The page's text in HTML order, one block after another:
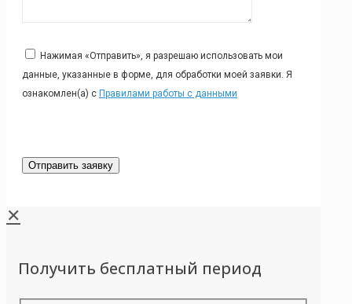
Нажимая «Отправить», я разрешаю использовать мои
данные, указанные в форме, для обработки моей заявки. Я
ознакомлен(а) с Правилами работы с данными
✕
Получить бесплатный период